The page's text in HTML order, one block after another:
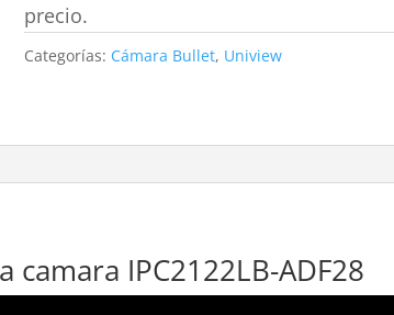
precio.
Categorías: Cámara Bullet, Uniview
camara IPC2122LB-ADF28